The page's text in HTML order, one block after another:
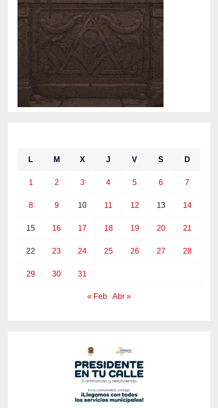
L M X J V S D
1 2 3 4 5 6 7
8 9 10 11 12 13 14
15 16 17 18 19 20 21
22 23 24 25 26 27 28
29 30 31
« Feb Abr »